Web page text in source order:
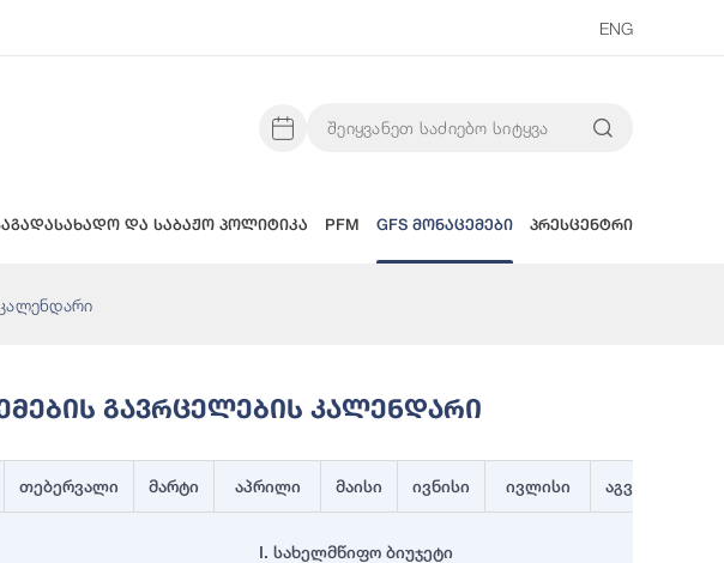
ENG
და საბაჟო პოლიტიკა PFM GFS მონაცემები პრესცენტრი
Გავრცელების Კალენდარი
თებერვალი მარტი აპრილი მაისი ივნისი ივლისი აგვისტო
I. სახელმწიფო ბიუჯეტი